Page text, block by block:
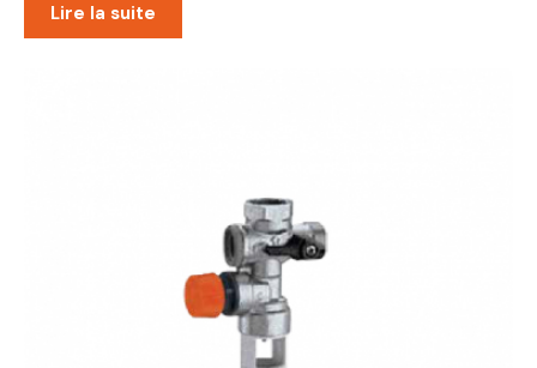
Lire la suite